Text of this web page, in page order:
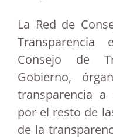
La Red de
Consejo de
Gobierno,
transparencia
por el resto de
de la